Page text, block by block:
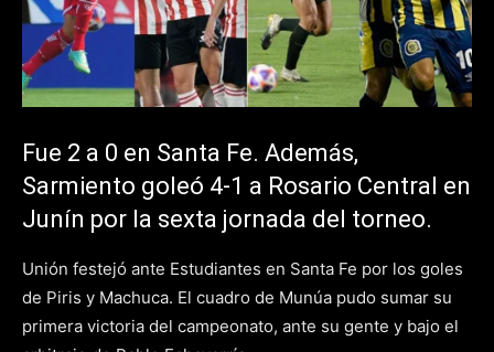
Fue 2 a 0 en Santa Fe. Además,
Sarmiento goleó 4-1 a Rosario Central en
Junín por la sexta jornada del torneo.
Unión festejó ante Estudiantes en Santa Fe por los goles
de Piris y Machuca. El cuadro de Munúa pudo sumar su
primera victoria del campeonato, ante su gente y bajo el